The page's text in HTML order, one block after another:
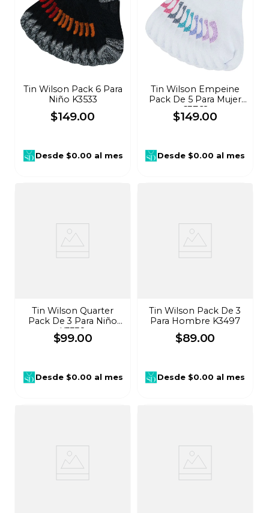
Tin Wilson Pack 6 Para
Niño K3533
$149.00
Desde$0.00 al mes
Tin Wilson Empeine
Pack De 5 Para Mujer
C3762
$149.00
Desde $0.00 al mes
Tin Wilson Quarter
Pack De 3 Para Niño
K3338
$99.00
Desde$0.00 al mes
Tin Wilson Pack De 3
Para Hombre K3497
$89.00
Desde $0.00 al mes